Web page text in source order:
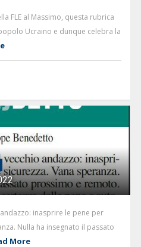
FLE al Massimo, questa rubrica
Ucraino e dunque celebra la
inasprire le pene per
Nulla ha insegnato il passato
More